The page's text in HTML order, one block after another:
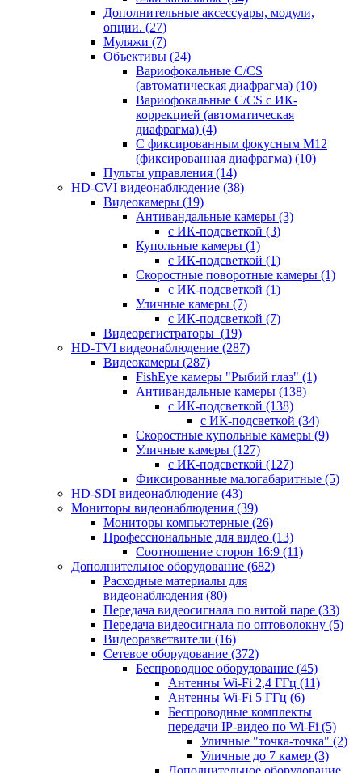
Дополнительные аксессуары, модули,
опции. (27)
Муляжи (7)
Объективы (24)
Вариофокальные C/CS
(автоматическая диафрагма) (10)
Вариофокальные C/CS с ИК-
коррекцией (автоматическая
диафрагма) (4)
С фиксированным фокусным М12
(фиксированная диафрагма) (10)
Пульты управления (14)
HD-CVI видеонаблюдение (38)
Видеокамеры (19)
Антивандальные камеры (3)
с ИК-подсветкой (3)
Купольные камеры (1)
с ИК-подсветкой (1)
Скоростные поворотные камеры (1)
с ИК-подсветкой (1)
Уличные камеры (7)
с ИК-подсветкой (7)
Видеорегистраторы (19)
HD-TVI видеонаблюдение (287)
Видеокамеры (287)
FishEye камеры "Рыбий глаз" (1)
Антивандальные камеры (138)
с ИК-подсветкой (138)
с ИК-подсветкой (34)
Скоростные купольные камеры (9)
Уличные камеры (127)
с ИК-подсветкой (127)
Фиксированные малогабаритные (5)
HD-SDI видеонаблюдение (43)
Мониторы видеонаблюдения (39)
Мониторы компьютерные (26)
Профессиональные для видео (13)
Соотношение сторон 16:9 (11)
Дополнительное оборудование (682)
Расходные материалы для
видеонаблюдения (80)
Передача видеосигнала по витой паре (33)
Передача видеосигнала по оптоволокну (5)
Видеоразветвители (16)
Сетевое оборудование (372)
Беспроводное оборудование (45)
Антенны Wi-Fi 2,4 ГГц (11)
Антенны Wi-Fi 5 ГГц (6)
Беспроводные комплекты
передачи IP-видео по Wi-Fi (5)
Уличные "точка-точка" (2)
Уличные до 7 камер (3)
Дополнительное оборудование